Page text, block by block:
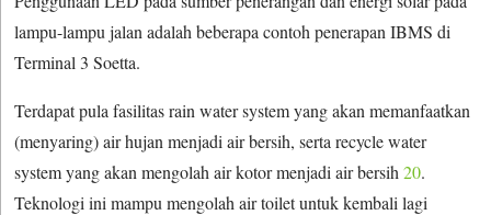
lampu-lampu jalan adalah beberapa contoh penerapan IBMS di
Terminal 3 Soetta.
Terdapat pula fasilitas rain water system yang akan memanfaatkan
(menyaring) air hujan menjadi air bersih, serta recycle water
system yang akan mengolah air kotor menjadi air bersih20.
Teknologi ini mampu mengolah air toilet untuk kembali lagi